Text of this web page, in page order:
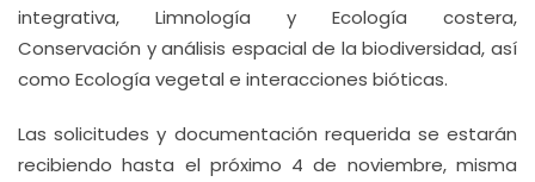
integrativa, Limnología y Ecología costera,
Conservación y análisis espacial de la biodiversidad, así
como Ecología vegetal e interacciones bióticas.
Las solicitudes y documentación requerida se estarán
recibiendo hasta el próximo 4 de noviembre, misma